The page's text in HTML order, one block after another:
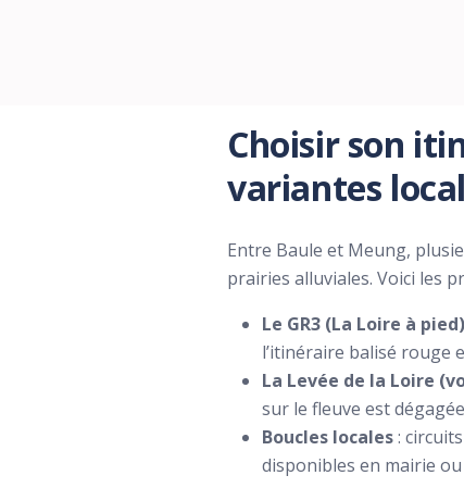
Choisir son
variantes
Entre Baule et Meung,
prairies alluviales. Voici les
Le GR3 (La Loire à pied)
l’itinéraire balisé rouge
La Levée de la Loire
sur le fleuve est
Boucles locales:
disponibles en mairie